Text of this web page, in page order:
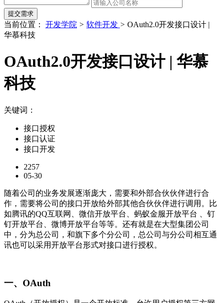
提交需求
当前位置： 开发学院 > 软件开发 > OAuth2.0开发接口设计 |
华慕科技
OAuth2.0开发接口设计 | 华慕
科技
关键词：
接口授权
接口认证
接口开发
2257
05-30
随着公司的业务发展逐渐庞大，需要和外部合伙伙伴进行合
作，需要将公司的接口开放给外部其他合伙伙伴进行调用。比
如腾讯的QQ互联网、微信开放平台、蚂蚁金服开放平台 、钉
钉开放平台、微博开放平台等等。还有就是在大型集团公司
中，分为总公司，和旗下多个分公司，总公司与分公司相互通
讯也可以采用开放平台形式对接口进行授权。
一、OAuth